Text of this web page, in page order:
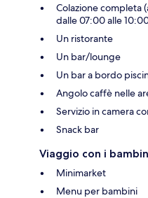
Colazione completa
dalle 07:00 alle
Un ristorante
Un bar/lounge
Un bar a bordo
Angolo caffè nelle
Servizio in camera
Snack bar
Viaggio con i
Minimarket
Menu per bambini